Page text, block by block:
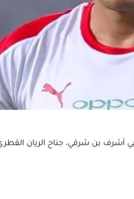
أشرف بن شرقي، جناح الريان